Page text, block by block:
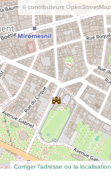
© contributeurs OpenStreetMap
Corriger l’adresse ou la localisation